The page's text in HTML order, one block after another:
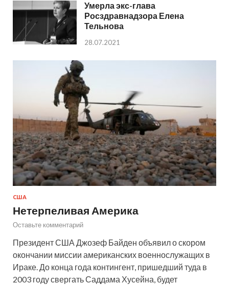
Умерла экс-глава
Росздравнадзора Елена
Тельнова
28.07.2021
США
Нетерпеливая Америка
Оставьте комментарий
Президент США Джозеф Байден объявил о скором
окончании миссии американских военнослужащих в
Ираке. До конца года контингент, пришедший туда в
2003 году свергать Саддама Хусейна, будет